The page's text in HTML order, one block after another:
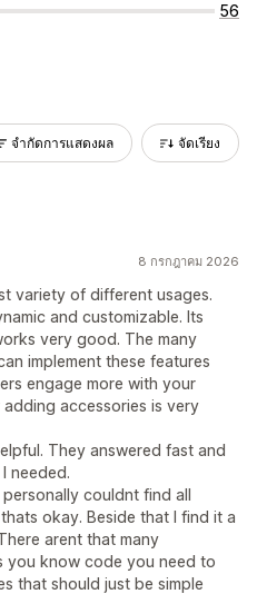
56
จำกัดการแสดงผล จัดเรียง
8 กรกฎาคม 2026
variety of different usages.
and customizable. Its
very good. The many
implement these features
engage more with your
accessories is very
They answered fast and
needed.
couldnt find all
okay. Beside that I find it a
arent that many
you know code you need to
that should just be simple